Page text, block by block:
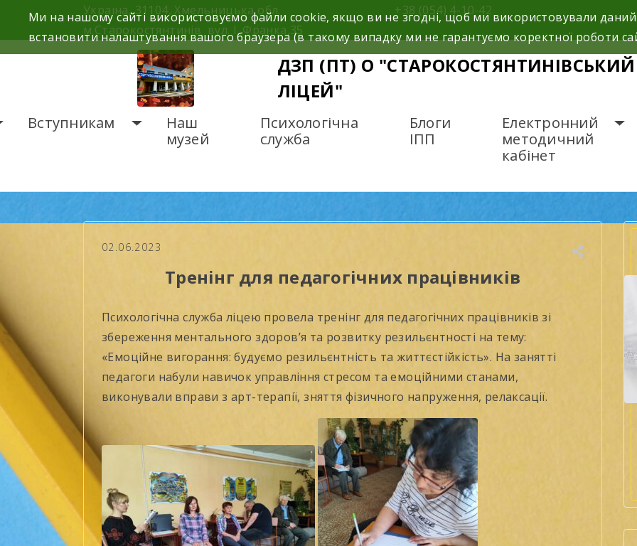
Україна, 31104, Хмельницька обл.
м.Старокостянтинів вул. І. Франка,35
+38 (054) 4-10-42
ДЗП (ПТ) О
ЛІЦЕЙ"
Вступникам
Наш
музей
Психологічна
служба
Блоги
ІПП
Електронний
методичний
кабінет
02.06.2023
Тренінг для педагогічних працівників
Психологічна служба ліцею провела тренінг для педагогічних працівників зі
збереження ментального здоров’я та розвитку резильєнтності на тему:
«Емоційне вигорання: будуємо резильєнтність та життєстійкість». На занятті
педагоги набули навичок управління стресом та емоційними станами,
виконували вправи з арт-терапії, зняття фізичного напруження, релаксації.
Ми на нашому сайті використовуємо файли cookie, якщо ви не згодні, щоб ми використовували
встановити налаштування вашого браузера (в такому випадку ми не гарантуємо коректної роботи